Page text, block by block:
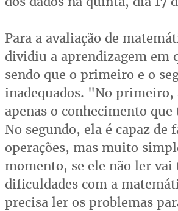
Para a avaliação de
dividiu a aprendizagem em
sendo que o primeiro e o
inadequados. "No primeiro,
apenas o conhecimento que
No segundo, ela é capaz de
operações, mas muito
momento, se ele não ler vai
dificuldades com a
precisa ler os problemas